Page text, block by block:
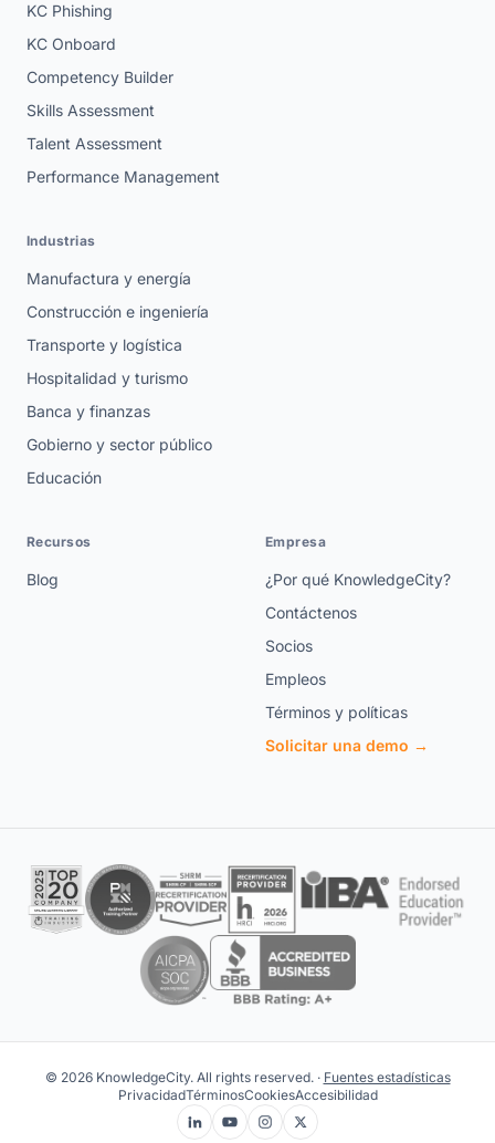
KC Phishing
KC Onboard
Competency Builder
Skills Assessment
Talent Assessment
Performance Management
Industrias
Manufactura y energía
Construcción e ingeniería
Transporte y logística
Hospitalidad y turismo
Banca y finanzas
Gobierno y sector público
Educación
Recursos
Blog
Empresa
¿Por qué KnowledgeCity?
Contáctenos
Socios
Empleos
Términos y políticas
Solicitar una demo →
© 2026 KnowledgeCity. All rights reserved. · Fuentes estadísticas
PrivacidadTérminosCookiesAccesibilidad